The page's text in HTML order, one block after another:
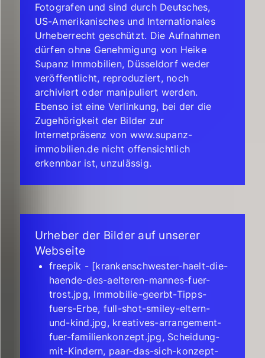
Fotografen und sind durch Deutsches,
US-Amerikanisches und Internationales
Urheberrecht geschützt. Die Aufnahmen
dürfen ohne Genehmigung von Heike
Supanz Immobilien, Düsseldorf weder
veröffentlicht, reproduziert, noch
archiviert oder manipuliert werden.
Ebenso ist eine Verlinkung, bei der die
Zugehörigkeit der Bilder zur
Internetpräsenz von www.supanz-
immobilien.de nicht offensichtlich
erkennbar ist, unzulässig.
Urheber der Bilder auf unserer
Webseite
freepik - [krankenschwester-haelt-die-
haende-des-aelteren-mannes-fuer-
trost.jpg, Immobilie-geerbt-Tipps-
fuers-Erbe, full-shot-smiley-eltern-
und-kind.jpg, kreatives-arrangement-
fuer-familienkonzept.jpg, Scheidung-
mit-Kindern, paar-das-sich-konzept-